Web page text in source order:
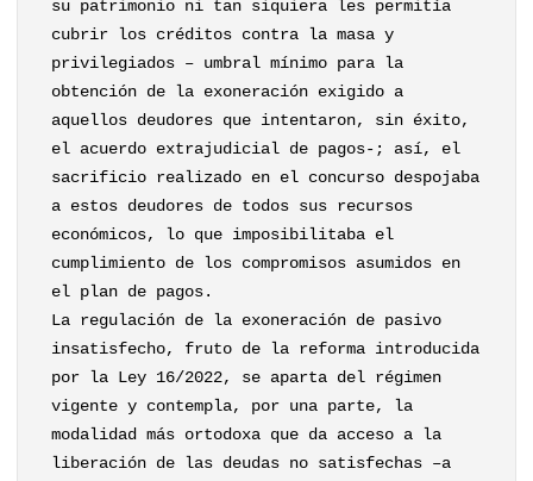
su patrimonio ni tan siquiera les permitía
cubrir los créditos contra la masa y
privilegiados – umbral mínimo para la
obtención de la exoneración exigido a
aquellos deudores que intentaron, sin éxito,
el acuerdo extrajudicial de pagos-; así, el
sacrificio realizado en el concurso despojaba
a estos deudores de todos sus recursos
económicos, lo que imposibilitaba el
cumplimiento de los compromisos asumidos en
el plan de pagos.
La regulación de la exoneración de pasivo
insatisfecho, fruto de la reforma introducida
por la Ley 16/2022, se aparta del régimen
vigente y contempla, por una parte, la
modalidad más ortodoxa que da acceso a la
liberación de las deudas no satisfechas –a